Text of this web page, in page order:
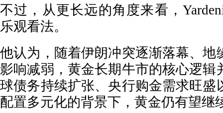
不过，从更长远的角度来看，
乐观看法。
他认为，随着伊朗冲突逐渐落幕、地
影响减弱，黄金长期牛市的核心逻辑
球债务持续扩张、央行购金需求旺盛
配置多元化的背景下，黄金仍有望继